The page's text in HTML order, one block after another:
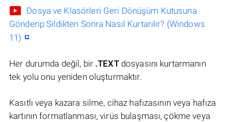
Dosya ve Klasörleri Geri Dönüşüm Kutusuna
Gönderip Sildikten Sonra Nasıl Kurtarılır? (Windows
11)
Her durumda değil, bir .TEXTdosyasını kurtarmanın
tek yolu onu yeniden oluşturmaktır.
Kasıtlı veya kazara silme, cihaz hafızasının veya hafıza
kartının formatlanması, virüs bulaşması, çökme veya